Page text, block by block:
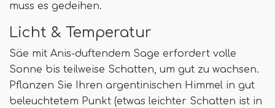
muss es gedeihen.
Licht & Temperatur
Säe mit Anis-duftendem Sage erfordert volle
Sonne bis teilweise Schatten, um gut zu wachsen.
Pflanzen Sie Ihren argentinischen Himmel in gut
beleuchtetem Punkt (etwas leichter Schatten ist in